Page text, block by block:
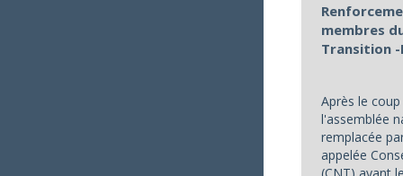
membres
Transition
Après le
l'assemblée
remplacée
appelée